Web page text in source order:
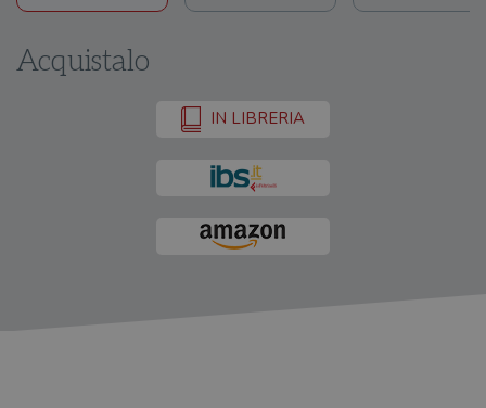
Acquistalo
IN LIBRERIA